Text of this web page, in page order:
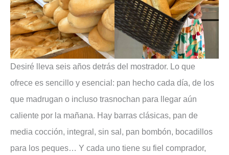
Desiré lleva seis años detrás del mostrador. Lo que
ofrece es sencillo y esencial: pan hecho cada día, de los
que madrugan o incluso trasnochan para llegar aún
caliente por la mañana. Hay barras clásicas, pan de
media cocción, integral, sin sal, pan bombón, bocadillos
para los peques… Y cada uno tiene su fiel comprador,